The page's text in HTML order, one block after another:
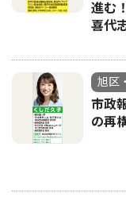
進む
喜代
旭区
市政
の再